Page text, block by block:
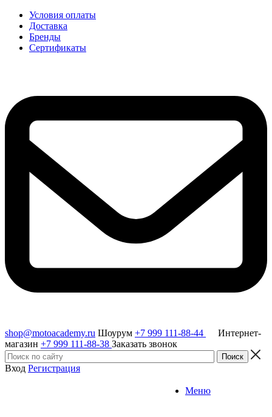
Условия оплаты
Доставка
Бренды
Сертификаты
shop@motoacademy.ru Шоурум +7 999 111-88-44
Интернет-
магазин +7 999 111-88-38 Заказать звонок
Вход Регистрация
Меню